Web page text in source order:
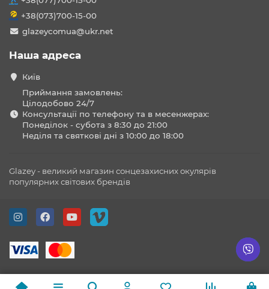
+38(073)700-15-00
glazeycomua@ukr.net
Наша адреса
Київ
Приймання замовлень:
Цілодобово 24/7
Консультації по телефону та в месенжерах:
Понеділок - субота з 8:30 до 21:00
Неділя та святкові дні з 10:00 до 18:00
Glazey - великий магазин сонцезахисних окулярів
популярних світових брендів